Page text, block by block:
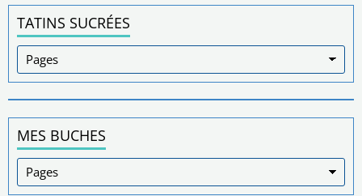
TATINS SUCRÉES
MES BUCHES